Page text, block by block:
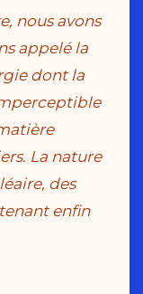
nous avons
appelé la
dont la
La nature
des
enfin